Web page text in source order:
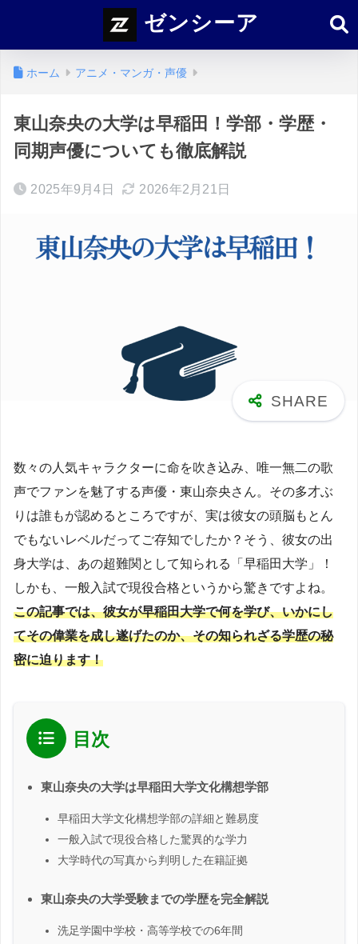
ゼンシーア
ホーム アニメ・マンガ・声優
東山奈央の大学は早稲田！学部・学歴・
同期声優についても徹底解説
2025年9月4日 2026年2月21日
数々の人気キャラクターに命を吹き込み、唯一無二の歌
声でファンを魅了する声優・東山奈央さん。その多才ぶ
りは誰もが認めるところですが、実は彼女の頭脳もとん
でもないレベルだってご存知でしたか？そう、彼女の出
身大学は、あの超難関として知られる「早稲田大学」！
しかも、一般入試で現役合格というから驚きですよね。
この記事では、彼女が早稲田大学で何を学び、いかにし
てその偉業を成し遂げたのか、その知られざる学歴の秘
密に迫ります！
目次
東山奈央の大学は早稲田大学文化構想学部
早稲田大学文化構想学部の詳細と難易度
一般入試で現役合格した驚異的な学力
大学時代の写真から判明した在籍証拠
東山奈央の大学受験までの学歴を完全解説
洗足学園中学校・高等学校での6年間